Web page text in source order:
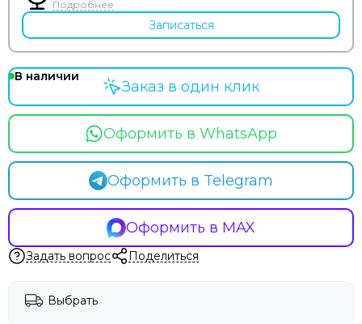
Подробнее
Записаться
В наличии
Оформить в WhatsApp
Оформить в Telegram
Оформить в MAX
Заказ в один клик
Задать вопрос Поделиться
Выбрать